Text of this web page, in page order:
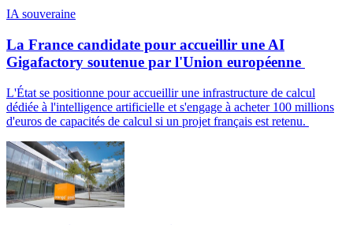
IA souveraine
La France candidate pour accueillir une AI
Gigafactory soutenue par l'Union européenne
L'État se positionne pour accueillir une infrastructure de calcul
dédiée à l'intelligence artificielle et s'engage à acheter 100 millions
d'euros de capacités de calcul si un projet français est retenu.